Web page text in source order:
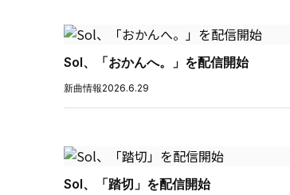
Sol、「おかんへ。」を配信開始
新曲情報2026.6.29
Sol、「踏切」を配信開始